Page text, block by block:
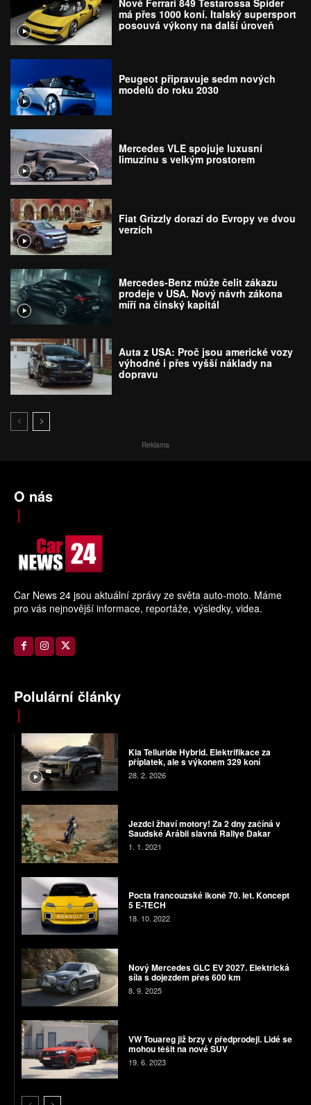
Nové Ferrari 849 Testarossa Spider
má přes 1000 koní. Italský supersport
posouvá výkony na další úroveň
Peugeot připravuje sedm nových
modelů do roku 2030
Mercedes VLE spojuje luxusní
limuzínu s velkým prostorem
Fiat Grizzly dorazí do Evropy ve dvou
verzích
Mercedes-Benz může čelit zákazu
prodeje v USA. Nový návrh zákona
míří na čínský kapitál
Auta z USA: Proč jsou americké vozy
výhodné i přes vyšší náklady na
dopravu
Reklama
O nás
Car News 24 jsou aktuální zprávy ze světa auto-moto. Máme
pro vás nejnovější informace, reportáže, výsledky, videa.
Polulární články
Kia Telluride Hybrid. Elektrifikace za
příplatek, ale s výkonem 329 koní
28. 2. 2026
Jezdci žhaví motory! Za 2 dny začíná v
Saudské Arábii slavná Rallye Dakar
1. 1. 2021
Pocta francouzské ikoně 70. let. Koncept
5 E-TECH
18. 10. 2022
Nový Mercedes GLC EV 2027. Elektrická
síla s dojezdem přes 600 km
8. 9. 2025
VW Touareg již brzy v předprodeji. Lidé se
mohou těšit na nové SUV
19. 6. 2023